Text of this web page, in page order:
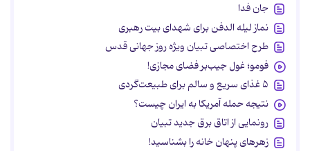
جان فدا
نماز لیله الدفن برای شهدای بیت رهبری
طرح اختصاصی تبیان ویژه روز جهانی قدس
فومو؛ غول جیب‌بر فضای مجازی!
۵ غذای سریع و سالم برای طبیعت‌گردی
نتیجه حمله آمریکا به ایران چیست؟
رونمایی از اتاق برق جدید تبیان
زهرهای پنهان خانه را بشناسید!